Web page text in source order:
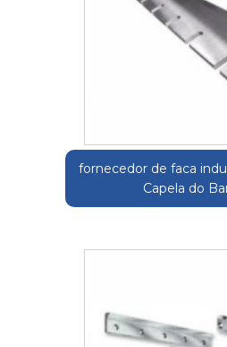
fornecedor de faca
Capela do